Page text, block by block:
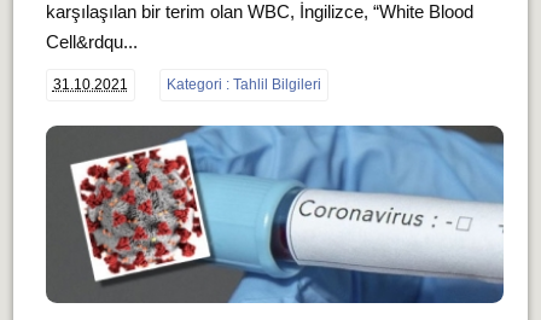
karşılaşılan bir terim olan WBC, İngilizce, “White Blood
Cell&rdqu...
31.10.2021 Kategori : Tahlil Bilgileri